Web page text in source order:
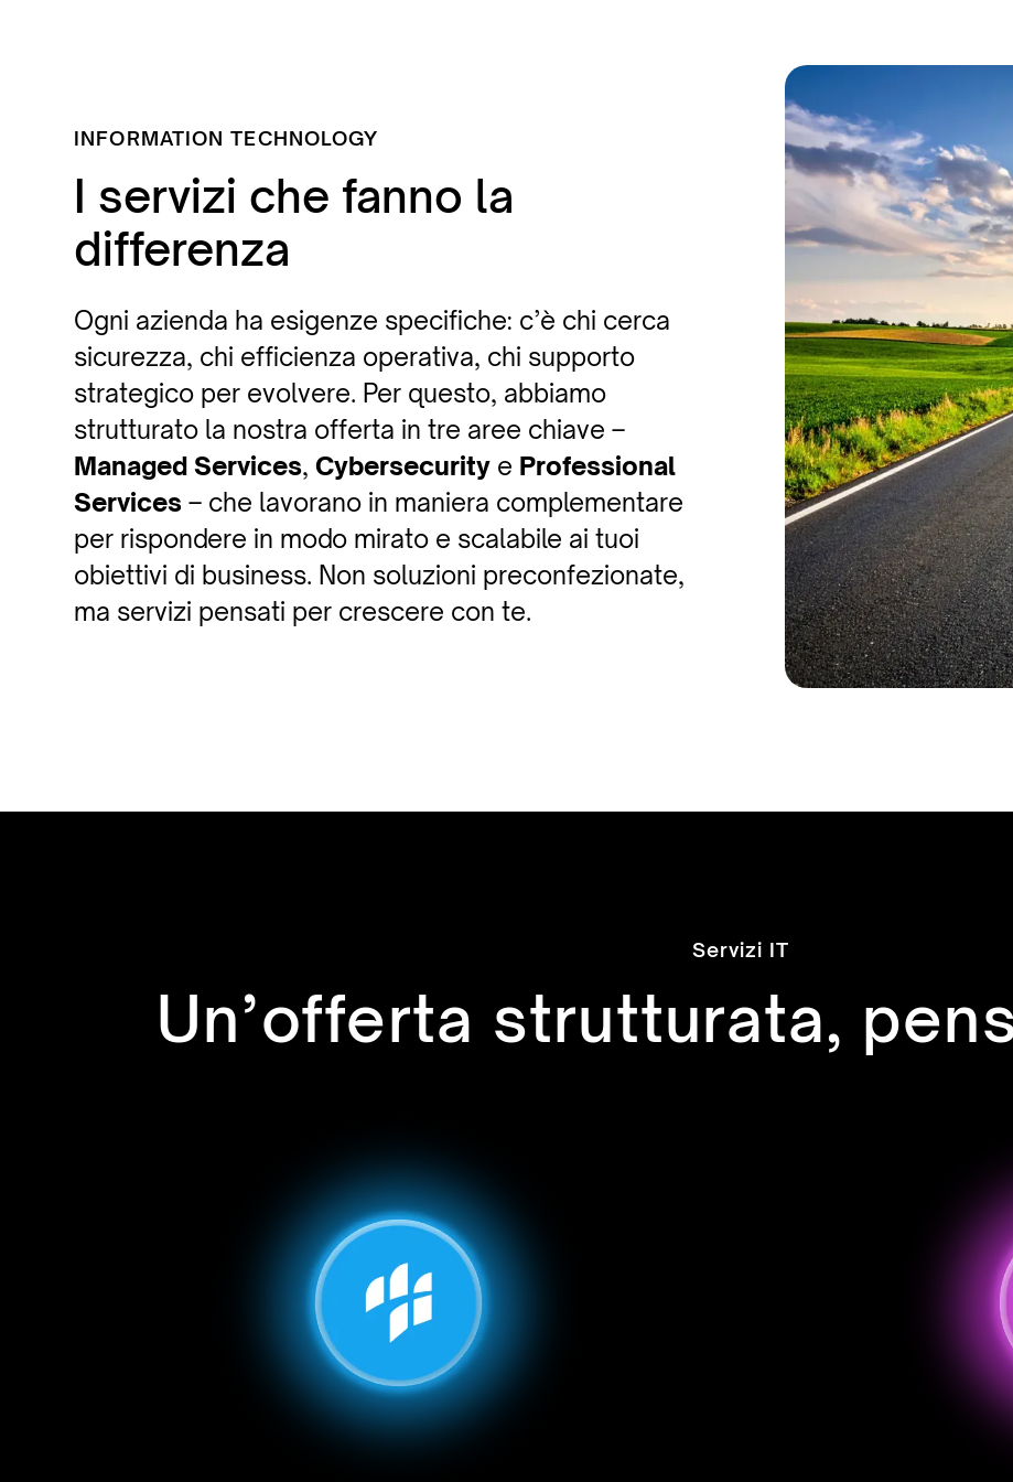
INFORMATION TECHNOLOGY
I servizi che fanno la
differenza
Ogni azienda ha esigenze specifiche: c’è chi cerca
sicurezza, chi efficienza operativa, chi supporto
strategico per evolvere. Per questo, abbiamo
strutturato la nostra offerta in tre aree chiave –
Managed Services,Cybersecurity e Professional
Services – che lavorano in maniera complementare
per rispondere in modo mirato e scalabile ai tuoi
obiettivi di business. Non soluzioni preconfezionate,
ma servizi pensati per crescere con te.
Servizi IT
Un’offerta strutturata,